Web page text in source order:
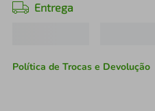
Entrega
Política de Trocas e Devolução